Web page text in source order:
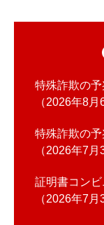
特殊詐欺の予
2026年8月
特殊詐欺の予
2026年7月
証明書コン
2026年7月